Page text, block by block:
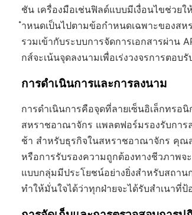
ชัน เครื่องมือเช่นฟิลด์แบบมีเงื่อนไขช่วย
ำหนดเป็นไปตามข้อกำหนดเฉพาะของส
รวมเข้ากับระบบการจัดการเอกสารผ่าน
กส์จะเน้นจุดลงนามเพื่อเร่งวงจรการตอบรั
การดำเนินการและการลงนาม
การดำเนินการคือจุดที่ลายเซ็นอิเล็กทรอ
สหราชอาณาจักร แพลตฟอร์มรองรับการ
ช้า สำหรับธุรกิจในสหราชอาณาจักร คุณ
หรือการรับรองความถูกต้องทางชีวภาพ
แบบกลุ่มมีประโยชน์อย่างยิ่งสำหรับสถา
ทำให้มั่นใจได้ว่าทุกฝ่ายจะได้รับสำเนาที่ป้